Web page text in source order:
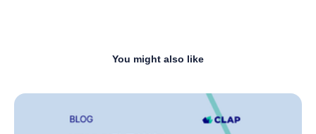
You might also like